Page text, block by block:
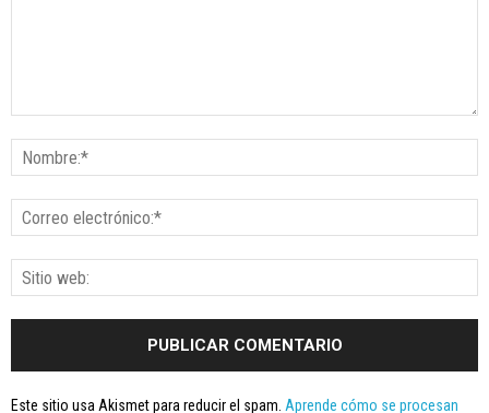
Este sitio usa Akismet para reducir el spam. Aprende cómo se procesan